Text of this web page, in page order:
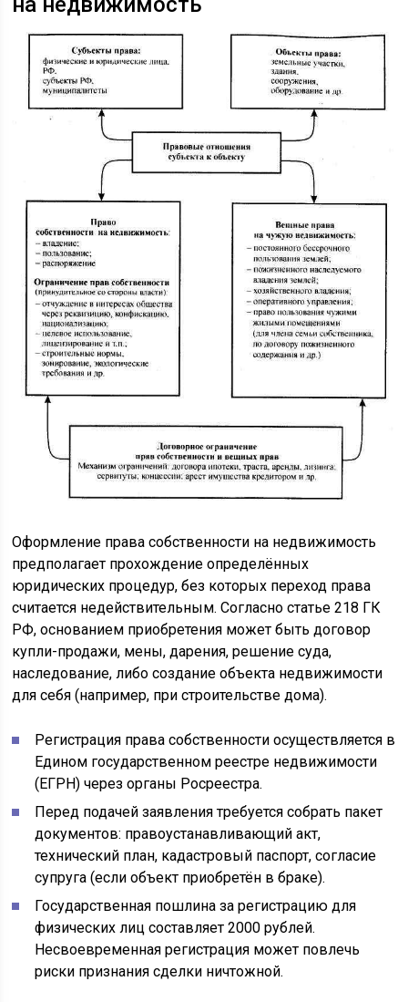
Оформление права собственности на недвижимость
предполагает прохождение определённых
юридических процедур, без которых переход права
считается недействительным. Согласно статье 218 ГК
РФ, основанием приобретения может быть договор
купли-продажи, мены, дарения, решение суда,
наследование, либо создание объекта недвижимости
для себя (например, при строительстве дома).
Регистрация права собственности осуществляется в
Едином государственном реестре недвижимости
(ЕГРН) через органы Росреестра.
Перед подачей заявления требуется собрать пакет
документов: правоустанавливающий акт,
технический план, кадастровый паспорт, согласие
супруга (если объект приобретён в браке).
Государственная пошлина за регистрацию для
физических лиц составляет 2000 рублей.
Несвоевременная регистрация может повлечь
риски признания сделки ничтожной.